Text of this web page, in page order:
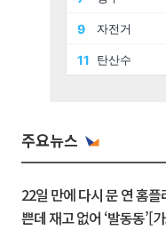
주요뉴스
22일 만에 다시 문 연 홈
쁜데 재고 없어 ‘발동동’[